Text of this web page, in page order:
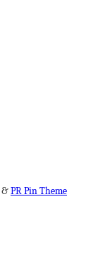
&PR Pin Theme